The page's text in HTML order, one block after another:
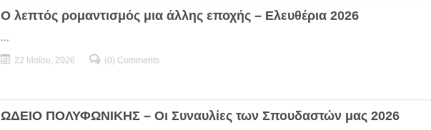
Ο λεπτός ρομαντισμός μια άλλης εποχής – Ελευθέρια 2026
22 Μαΐου, 2026 (0) Comments
ΩΔΕΙΟ ΠΟΛΥΦΩΝΙΚΗΣ – Οι Συναυλίες των Σπουδαστών μας 2026